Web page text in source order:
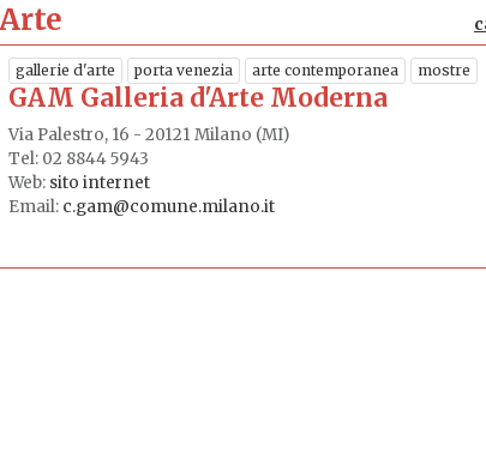
gallerie d'arte porta venezia arte contemporanea mostre
GAM Galleria d'Arte Moderna
Via Palestro, 16 - 20121 Milano (MI)
Tel: 02 8844 5943
Web: sito internet
Email: c.gam@comune.milano.it